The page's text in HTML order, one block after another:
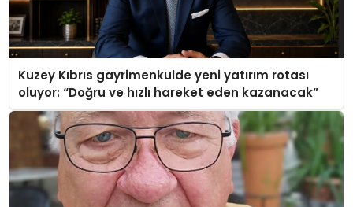
Kuzey Kıbrıs gayrimenkulde yeni yatırım rotası
oluyor: “Doğru ve hızlı hareket eden kazanacak”